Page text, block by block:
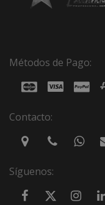
Métodos de Pago:
Contacto:
Síguenos: